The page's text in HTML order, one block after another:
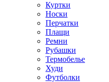
Куртки
Носки
Перчатки
Плащи
Ремни
Рубашки
Термобелье
Худи
Футболки